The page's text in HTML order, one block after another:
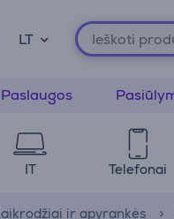
LT
Paslaugos
IT Telefonai
ir apyrankės